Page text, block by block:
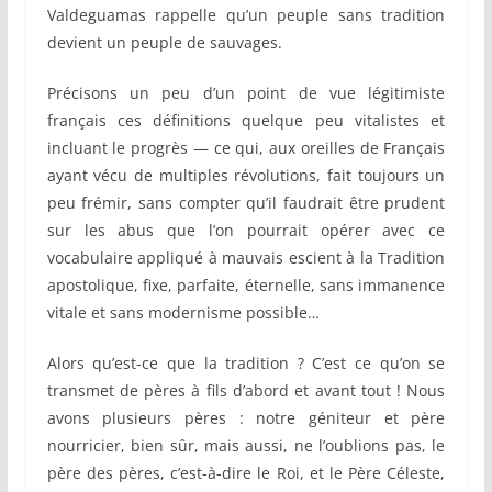
Valdeguamas rappelle qu’un peuple sans tradition
devient un peuple de sauvages.
Précisons un peu d’un point de vue légitimiste
français ces définitions quelque peu vitalistes et
incluant le progrès — ce qui, aux oreilles de Français
ayant vécu de multiples révolutions, fait toujours un
peu frémir, sans compter qu’il faudrait être prudent
sur les abus que l’on pourrait opérer avec ce
vocabulaire appliqué à mauvais escient à la Tradition
apostolique, fixe, parfaite, éternelle, sans immanence
vitale et sans modernisme possible…
Alors qu’est-ce que la tradition ? C’est ce qu’on se
transmet de pères à fils d’abord et avant tout ! Nous
avons plusieurs pères : notre géniteur et père
nourricier, bien sûr, mais aussi, ne l’oublions pas, le
père des pères, c’est-à-dire le Roi, et le Père Céleste,